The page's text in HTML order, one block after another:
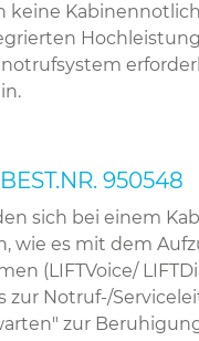
950548
sich bei einem
wie es mit dem
(LIFTVoice/
Notruf-/
zur